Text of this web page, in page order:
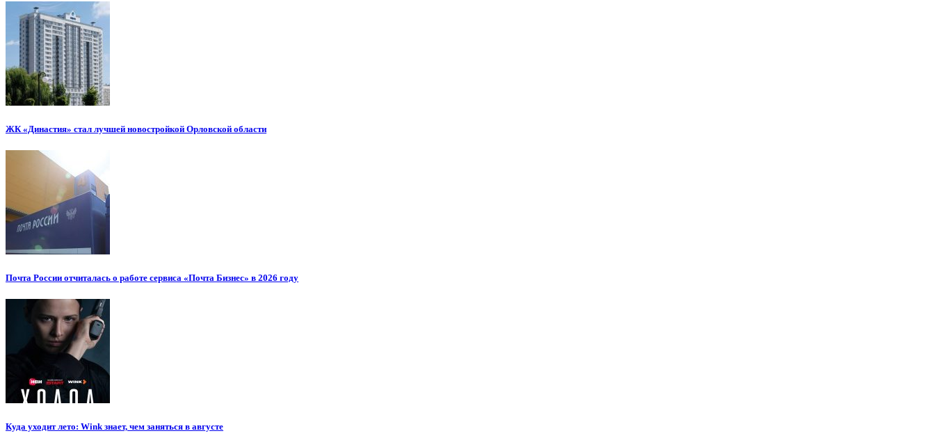
ЖК «Династия» стал лучшей новостройкой Орловской области
Почта России отчиталась о работе сервиса «Почта Бизнес» в 2026 году
Куда уходит лето: Wink знает, чем заняться в августе